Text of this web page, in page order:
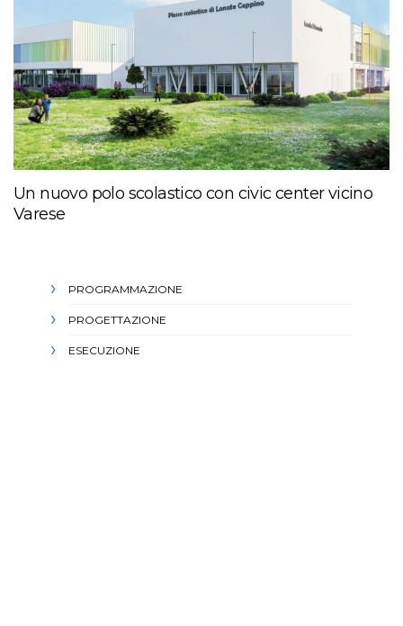
Un nuovo polo scolastico con civic center vicino
Varese
PROGRAMMAZIONE
PROGETTAZIONE
ESECUZIONE